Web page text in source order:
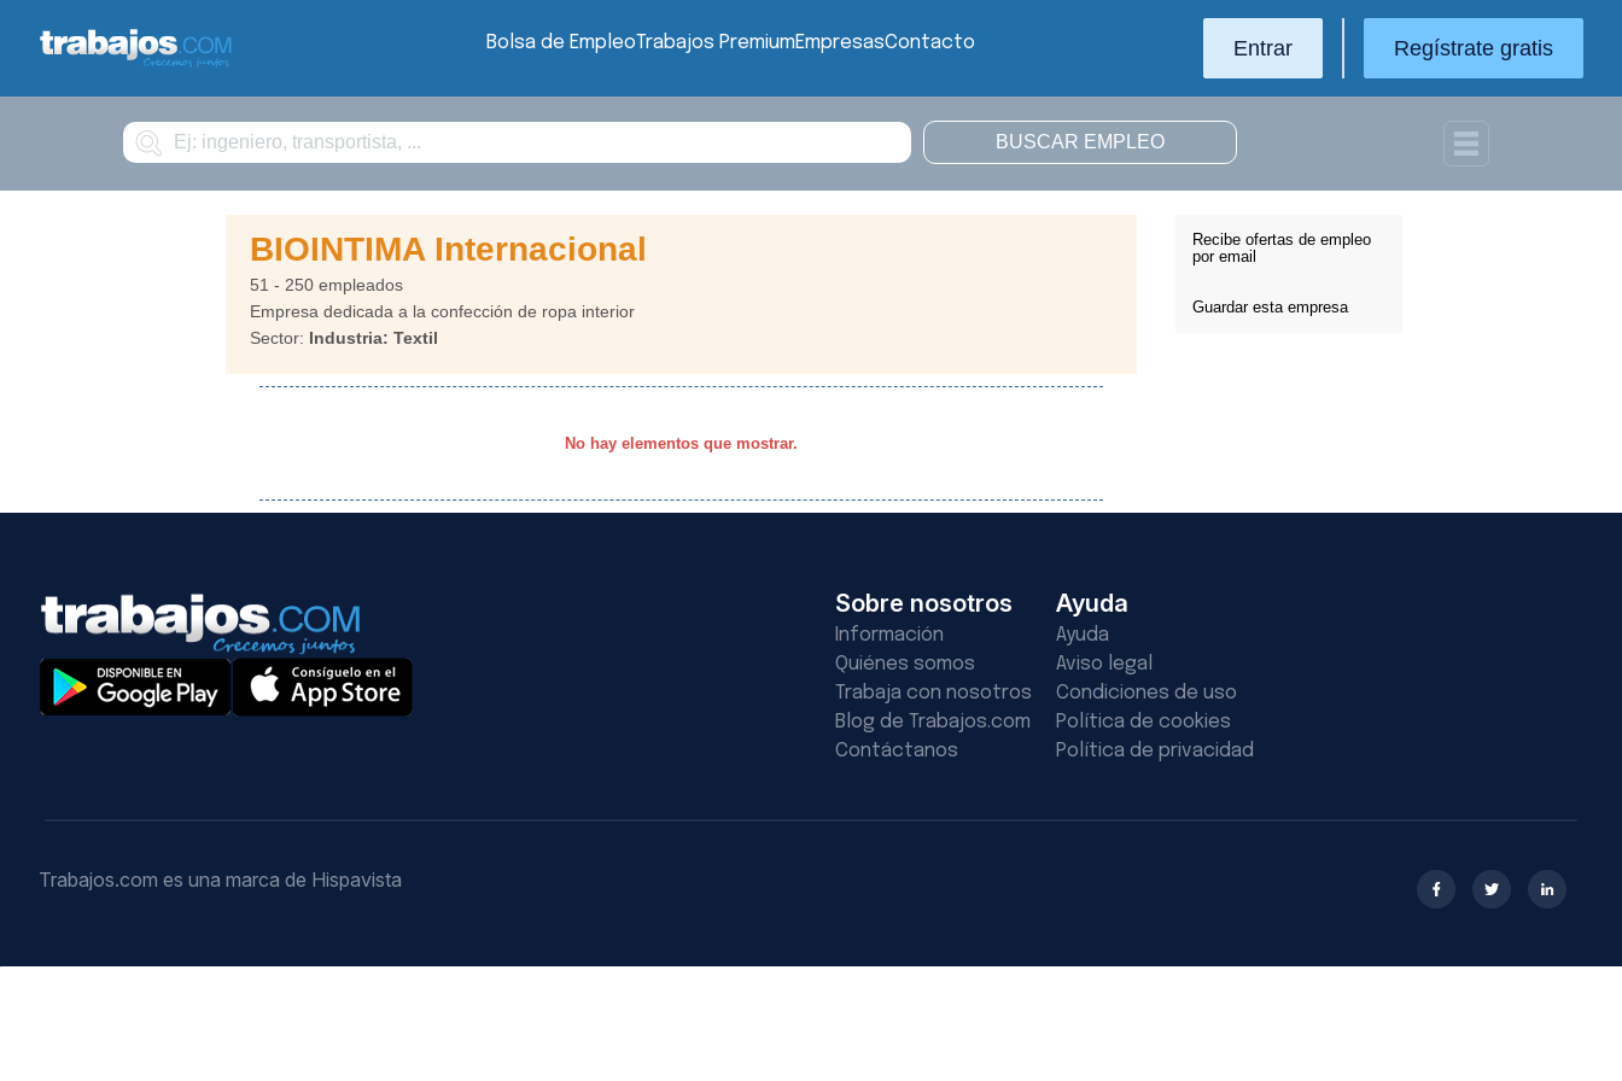
Bolsa de EmpleoTrabajos PremiumEmpresasContacto Entrar Regístrate gratis
Buscar
Recibe ofertas de empleo
por email
Guardar esta empresa
BIOINTIMA Internacional
51 - 250 empleados
Empresa dedicada a la confección de ropa interior
Sector: Industria: Textil
No hay elementos que mostrar.
Sobre nosotros
Información
Quiénes somos
Trabaja con nosotros
Blog de Trabajos.com
Contáctanos
Ayuda
Ayuda
Aviso legal
Condiciones de uso
Política de cookies
Política de privacidad
Trabajos.com es una marca de Hispavista